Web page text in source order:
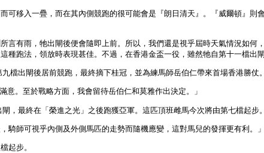
可移入一疊，而在其內側競跑的很可能會是『朗日清天』。『威爾頓』
言有雨，牠出閘後便會隨即上前。所以，我們還是視乎屆時天氣情況如
跑法，領放時表現甚佳。不過，在香港金盃一役，雖然牠自第十一檔出
檔出閘後居前競跑，最終摘下桂冠，並為練馬師岳伯仁帶來首場香港勝仗
意。至於戰略方面，我會留待岳伯仁和莫雅作出決定。」
，最終在「榮進之光」之後跑獲亞軍。這匹頂班雌馬今次將由第七檔起步。
師可視乎內側及外側馬匹的走勢而隨機應變，這對馬兒的發揮更有利。」
起步。